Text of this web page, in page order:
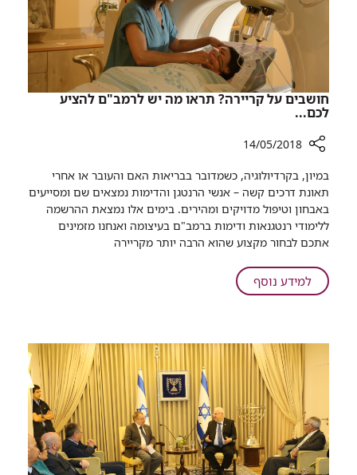
לבבי
פתאומי
ברמב"ם
חושבים על קריירה? תראו מה יש לרמב"ם להציע
לכם...
שיתוף
חושבים
קריירה?
תראו
14/05/2018
במיון, בקרדיולוגיה, כשמדובר בבריאות האם והעובר או אחרי
תאונת דרכים קשה – אנשי הרנטגן והדימות נמצאים שם ומסייעים
באבחון וטיפול מדויקים ומהירים. בימים אלו נמצאת ההרשמה
ללימודי רנטגנאות ודימות ברמב"ם בעיצומה ואנחנו מזמינים
אתכם לבחור מקצוע שהוא הרבה יותר מקריירה
למידע נוסףעל
חושבים
תראו
לרמב"ם
להציע
לכם...